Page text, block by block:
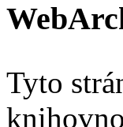
Tyto